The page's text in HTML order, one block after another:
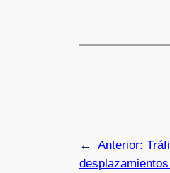
← Anterior: